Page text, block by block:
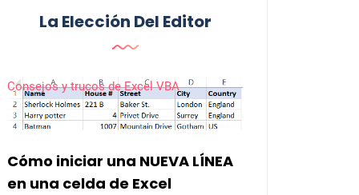
La Elección Del Editor
Consejos y trucos de Excel VBA
Cómo iniciar una NUEVA LÍNEA
en una celda de Excel